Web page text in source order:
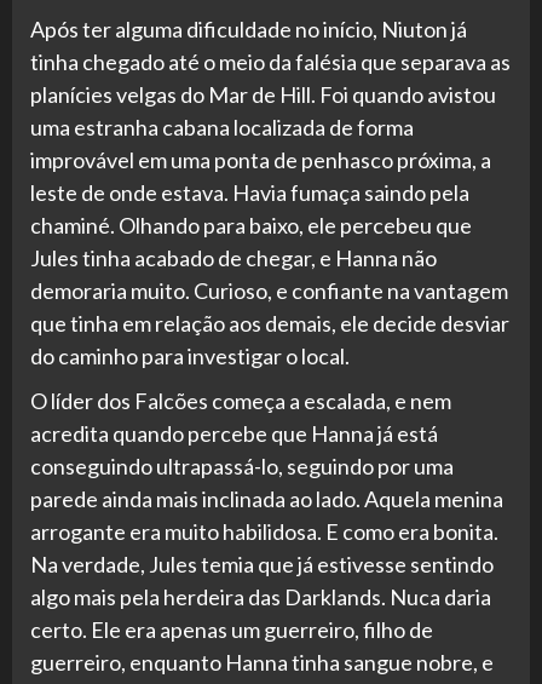
Após ter alguma dificuldade no início, Niuton já
tinha chegado até o meio da falésia que separava as
planícies velgas do Mar de Hill. Foi quando avistou
uma estranha cabana localizada de forma
improvável em uma ponta de penhasco próxima, a
leste de onde estava. Havia fumaça saindo pela
chaminé. Olhando para baixo, ele percebeu que
Jules tinha acabado de chegar, e Hanna não
demoraria muito. Curioso, e confiante na vantagem
que tinha em relação aos demais, ele decide desviar
do caminho para investigar o local.
O líder dos Falcões começa a escalada, e nem
acredita quando percebe que Hanna já está
conseguindo ultrapassá-lo, seguindo por uma
parede ainda mais inclinada ao lado. Aquela menina
arrogante era muito habilidosa. E como era bonita.
Na verdade, Jules temia que já estivesse sentindo
algo mais pela herdeira das Darklands. Nuca daria
certo. Ele era apenas um guerreiro, filho de
guerreiro, enquanto Hanna tinha sangue nobre, e